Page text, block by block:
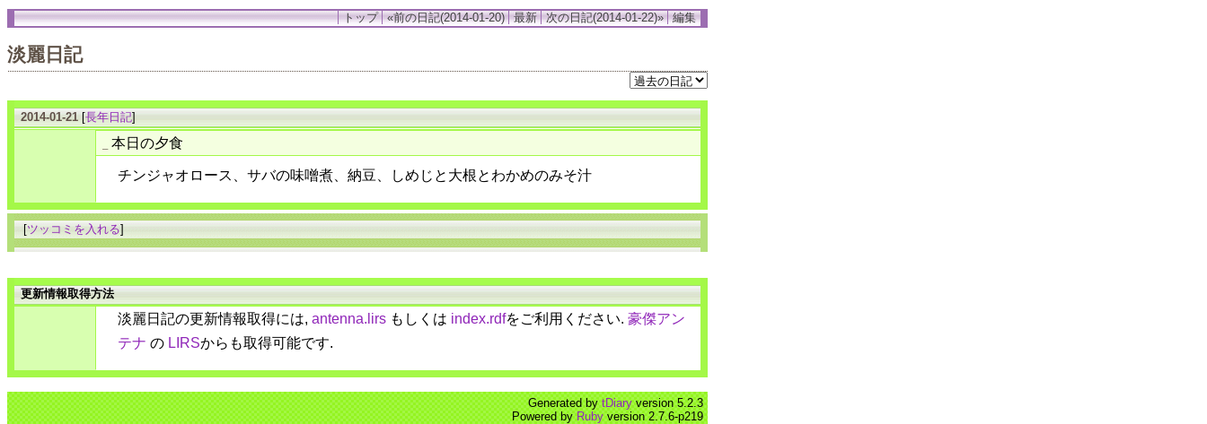
トップ «前の日記(2014-01-20) 最新 次の日記(2014-01-22)» 編集
淡麗日記
2014-01-21 [長年日記]
本日の夕食
チンジャオロース、サバの味噌煮、納豆、しめじと大根とわかめのみそ汁
[ツッコミを入れる]
更新情報取得方法
淡麗日記の更新情報取得には, antenna.lirs もしくは index.rdfをご利用ください. 豪傑アン
テナ の LIRSからも取得可能です.
Generated bytDiaryversion 5.2.3
Powered byRubyversion 2.7.6-p219